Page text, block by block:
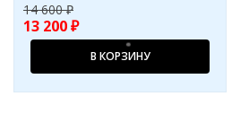
14 600 ₽
13 200 ₽
В КОРЗИНУ